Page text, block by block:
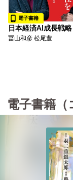
電子書籍
日本経済AI成長戦略
冨山和彦 松尾豊
電子書籍（